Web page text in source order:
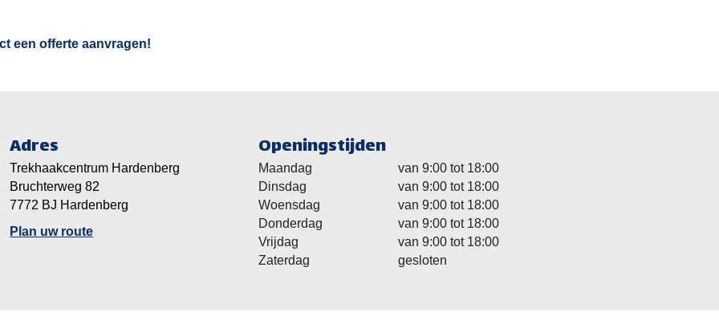
een offerte aanvragen!
Adres
Trekhaakcentrum Hardenberg
Bruchterweg 82
7772 BJ Hardenberg
Plan uw route
Openingstijden
Maandag
van 9:00 tot 18:00
Dinsdag
van 9:00 tot 18:00
Woensdag
van 9:00 tot 18:00
Donderdag
van 9:00 tot 18:00
Vrijdag
van 9:00 tot 18:00
Zaterdag
gesloten